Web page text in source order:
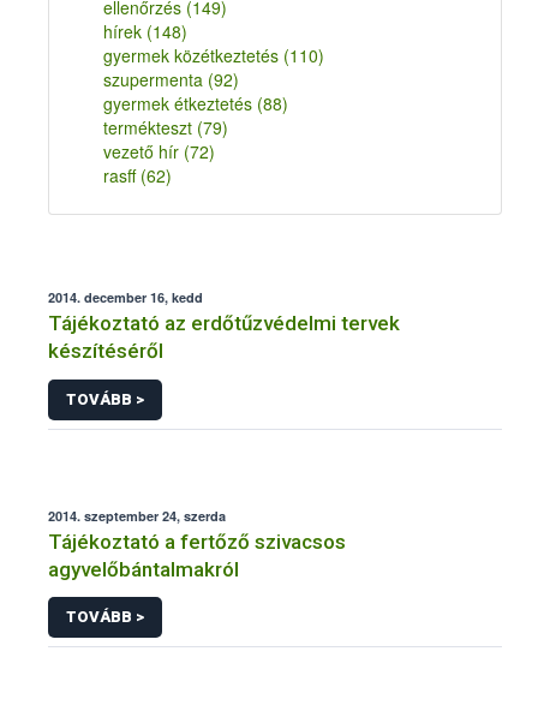
ellenőrzés (149)
hírek (148)
gyermek közétkeztetés (110)
szupermenta (92)
gyermek étkeztetés (88)
termékteszt (79)
vezető hír (72)
rasff (62)
2014. december 16, kedd
Tájékoztató az erdőtűzvédelmi tervek
készítéséről
TOVÁBB >
2014. szeptember 24, szerda
Tájékoztató a fertőző szivacsos
agyvelőbántalmakról
TOVÁBB >